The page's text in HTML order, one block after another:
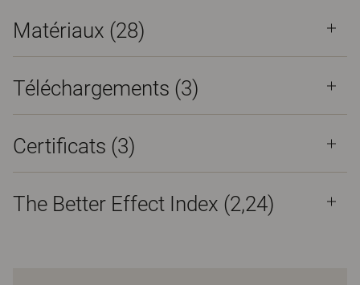
Matériaux (28)
Téléchargements (3)
Certificats (3)
The Better Effect Index (2,24)